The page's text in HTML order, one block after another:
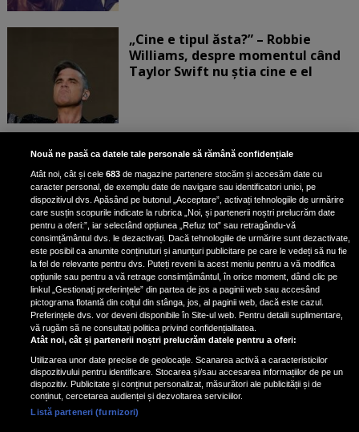
„Cine e tipul ăsta?” – Robbie
Williams, despre momentul când
Taylor Swift nu știa cine e el
Bruce Dickinson, solistul trupei
Iron Maiden, şi-a arătat talentul
de scrimer la un concurs în Franţa
Nicki Minaj, acuzată de agresiune
de fostul manager: Detalii șocante
din proces
Nicki Minaj le-a lăudat pe...
Nouă ne pasă ca datele tale personale să rămână confidențiale
Atât noi, cât și cele683 de magazine partenere stocăm și accesăm date cu
caracter personal, de exemplu date de navigare sau identificatori unici, pe
dispozitivul dvs. Apăsând pe butonul „Acceptare”, activați tehnologiile de urmărire
care susțin scopurile indicate la rubrica „Noi, și partenerii noștri prelucrăm date
pentru a oferi:”, iar selectând opțiunea „Refuz tot” sau retragându-vă
consimțământul dvs. le dezactivați. Dacă tehnologiile de urmărire sunt dezactivate,
este posibil ca anumite conținuturi și anunțuri publicitare pe care le vedeți să nu fie
la fel de relevante pentru dvs. Puteți reveni la acest meniu pentru a vă modifica
opțiunile sau pentru a vă retrage consimțământul, în orice moment, dând clic pe
linkul „Gestionați preferințele” din partea de jos a paginii web sau accesând
pictograma flotantă din colțul din stânga, jos, al paginii web, dacă este cazul.
Preferințele dvs. vor deveni disponibile în Site-ul web. Pentru detalii suplimentare,
vă rugăm să ne consultați politica privind confidențialitatea.
Atât noi, cât și partenerii noștri prelucrăm datele pentru a oferi:
Utilizarea unor date precise de geolocație. Scanarea activă a caracteristicilor
dispozitivului pentru identificare. Stocarea și/sau accesarea informațiilor de pe un
dispozitiv. Publicitate și conținut personalizat, măsurători ale publicității și de
conținut, cercetarea audienței și dezvoltarea serviciilor.
Listă parteneri (furnizori)